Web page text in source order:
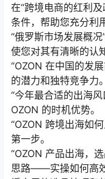
在“跨境电商的红利
条件，帮助您充分利
“俄罗斯市场发展概况
使您对其有清晰的认
“OZON 在中国的发
的潜力和独特竞争力。
“今年最合适的出海
OZON 的时机优势。
“OZON 跨境出海如
第一步。
“OZON 产品出海，
思路——实操如何高